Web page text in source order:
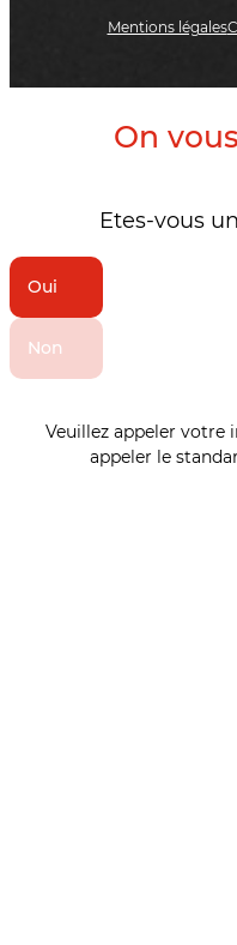
Mentions légales
On
Etes-vous
Oui
Non
Veuillez appeler votre
appeler le